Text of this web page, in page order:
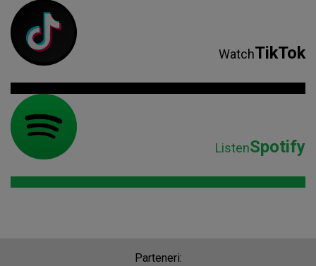
WatchTikTok
ListenSpotify
Parteneri: